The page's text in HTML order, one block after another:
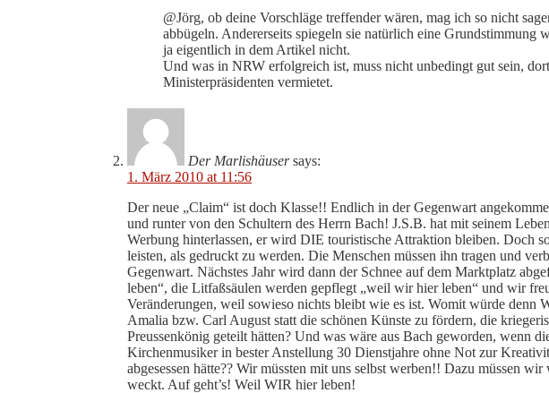
@Jörg, ob deine Vorschläge treffender wären, mag ich so nicht
abbügeln. Andererseits spiegeln sie natürlich eine Grundstimmung
ja eigentlich in dem Artikel nicht.
Und was in NRW erfolgreich ist, muss nicht unbedingt gut sein,
Ministerpräsidenten vermietet.
Der Marlishäusersays:
1. März 2010 at 11:56
Der neue „Claim“ ist doch Klasse!! Endlich in der Gegenwart
und runter von den Schultern des Herrn Bach! J.S.B. hat mit seinem
Werbung hinterlassen, er wird DIE touristische Attraktion bleiben. Doch
leisten, als gedruckt zu werden. Die Menschen müssen ihn tragen und
Gegenwart. Nächstes Jahr wird dann der Schnee auf dem Marktplatz
leben“, die Litfaßsäulen werden gepflegt „weil wir hier leben“ und wir
Veränderungen, weil sowieso nichts bleibt wie es ist. Womit würde denn
Amalia bzw. Carl August statt die schönen Künste zu fördern, die
Preussenkönig geteilt hätten? Und was wäre aus Bach geworden, wenn
Kirchenmusiker in bester Anstellung 30 Dienstjahre ohne Not zur
abgesessen hätte?? Wir müssten mit uns selbst werben!! Dazu müssen wir
weckt. Auf geht’s! Weil WIR hier leben!